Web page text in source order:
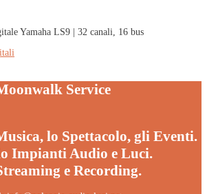
Yamaha LS9 | 32 canali, 16 bus
Service
lo Spettacolo, gli Eventi.
Impianti Audio e Luci.
e Recording.